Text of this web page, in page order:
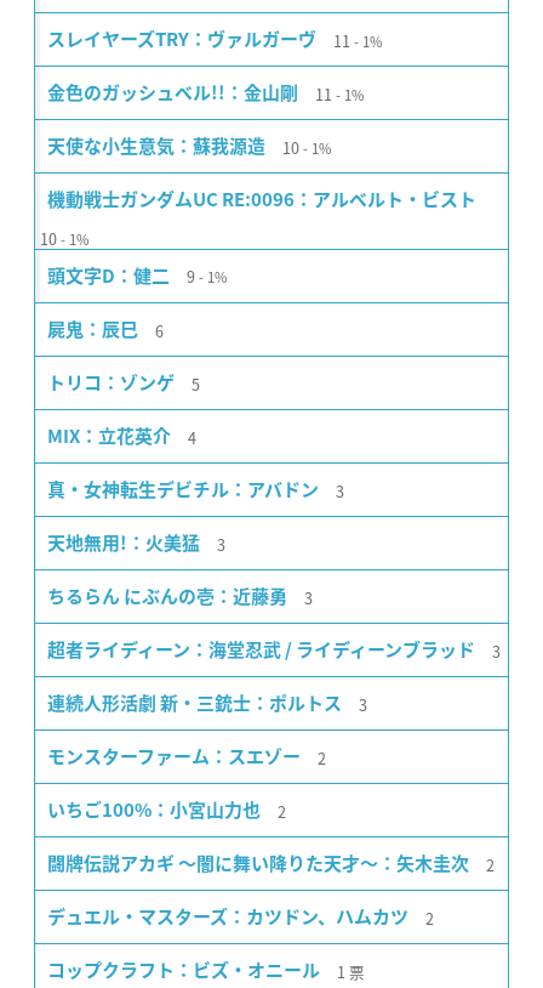
スレイヤーズTRY：ヴァルガーヴ 11 1%
金色のガッシュベル!!：金山剛 11 1%
天使な小生意気：蘇我源造 10 1%
機動戦士ガンダムUC RE:0096：アルベルト・ビスト
10 1%
頭文字D：健二 9 1%
屍鬼：辰巳 6
トリコ：ゾンゲ 5
MIX：立花英介 4
真・女神転生デビチル：アバドン 3
天地無用!：火美猛 3
ちるらん にぶんの壱：近藤勇 3
超者ライディーン：海堂忍武 / ライディーンブラッド 3
連続人形活劇 新・三銃士：ポルトス 3
モンスターファーム：スエゾー 2
いちご100%：小宮山力也 2
闘牌伝説アカギ 〜闇に舞い降りた天才〜：矢木圭次 2
デュエル・マスターズ：カツドン、ハムカツ 2
コップクラフト：ビズ・オニール 1 票